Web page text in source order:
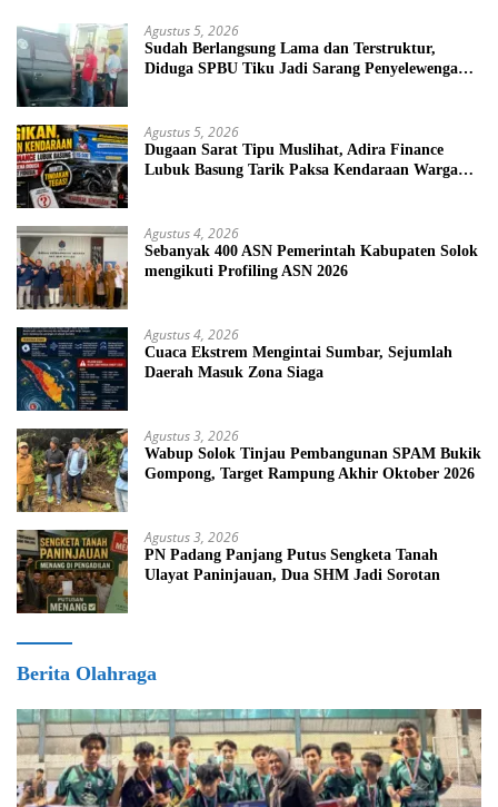
Agustus 5, 2026
Sudah Berlangsung Lama dan Terstruktur,
Diduga SPBU Tiku Jadi Sarang Penyelewengan
Agustus 5, 2026
Dugaan Sarat Tipu Muslihat, Adira Finance
Lubuk Basung Tarik Paksa Kendaraan Warga
Agustus 4, 2026
Sebanyak 400 ASN Pemerintah Kabupaten Solok
mengikuti Profiling ASN 2026
Agustus 4, 2026
Cuaca Ekstrem Mengintai Sumbar, Sejumlah
Daerah Masuk Zona Siaga
Agustus 3, 2026
Wabup Solok Tinjau Pembangunan SPAM Bukik
Gompong, Target Rampung Akhir Oktober 2026
Agustus 3, 2026
PN Padang Panjang Putus Sengketa Tanah
Ulayat Paninjauan, Dua SHM Jadi Sorotan
Berita Olahraga